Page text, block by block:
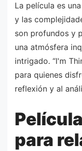
La película es
y las
son profundos y
una atmósfera
intrigado. “I'm
para quienes
reflexión y al
para